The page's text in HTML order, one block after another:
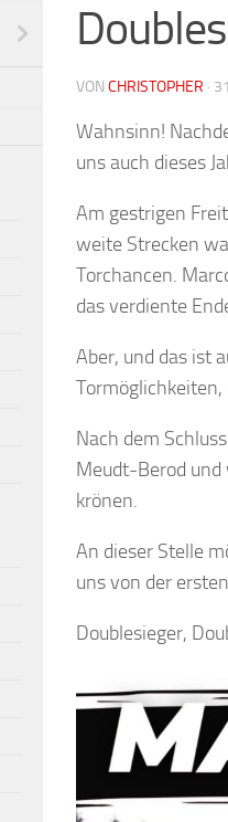
VON CHRISTOPHER ·
Wahnsinn!
uns auch dieses
Am gestrigen
weite Strecken
Torchancen.
das verdiente
Aber, und das ist
Nach dem
Meudt-Berod
krönen.
An dieser Stelle
uns von der
Doublesieger,